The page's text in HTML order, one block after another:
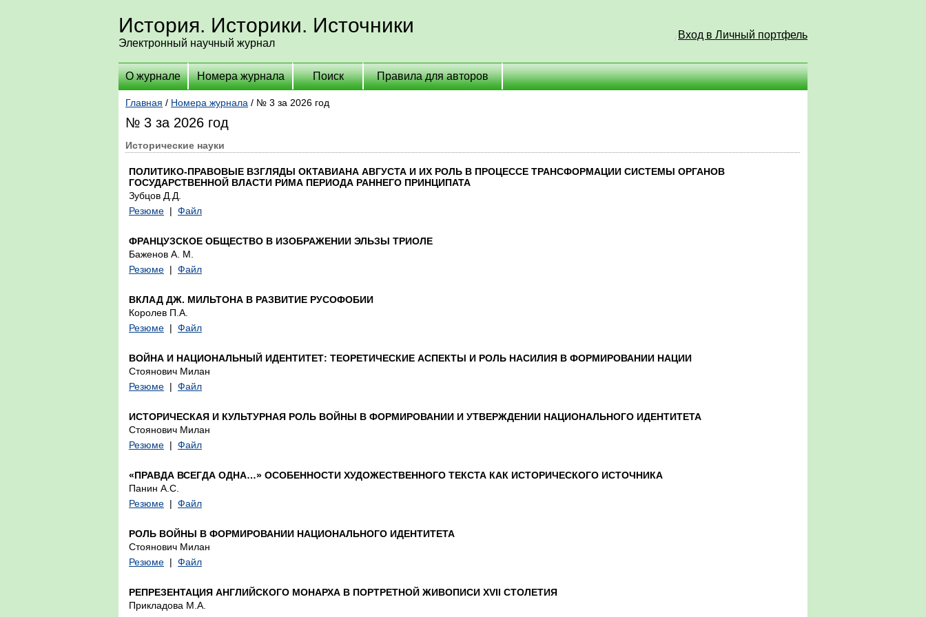
История. Историки. Источники
Электронный научный журнал
Вход в Личный портфель
О журнале Номера журнала Поиск Правила для авторов
Главная / Номера журнала / № 3 за 2026 год
№ 3 за 2026 год
Исторические науки
ПОЛИТИКО-ПРАВОВЫЕ ВЗГЛЯДЫ ОКТАВИАНА АВГУСТА И ИХ РОЛЬ В ПРОЦЕССЕ ТРАНСФОРМАЦИИ СИСТЕМЫ ОРГАНОВ
ГОСУДАРСТВЕННОЙ ВЛАСТИ РИМА ПЕРИОДА РАННЕГО ПРИНЦИПАТА
Зубцов Д.Д.
Резюме | Файл
ФРАНЦУЗСКОЕ ОБЩЕСТВО В ИЗОБРАЖЕНИИ ЭЛЬЗЫ ТРИОЛЕ
Баженов А. М.
Резюме | Файл
ВКЛАД ДЖ. МИЛЬТОНА В РАЗВИТИЕ РУСОФОБИИ
Королев П.А.
Резюме | Файл
ВОЙНА И НАЦИОНАЛЬНЫЙ ИДЕНТИТЕТ: ТЕОРЕТИЧЕСКИЕ АСПЕКТЫ И РОЛЬ НАСИЛИЯ В ФОРМИРОВАНИИ НАЦИИ
Стоянович Милан
Резюме | Файл
ИСТОРИЧЕСКАЯ И КУЛЬТУРНАЯ РОЛЬ ВОЙНЫ В ФОРМИРОВАНИИ И УТВЕРЖДЕНИИ НАЦИОНАЛЬНОГО ИДЕНТИТЕТА
Стоянович Милан
Резюме | Файл
«ПРАВДА ВСЕГДА ОДНА…» ОСОБЕННОСТИ ХУДОЖЕСТВЕННОГО ТЕКСТА КАК ИСТОРИЧЕСКОГО ИСТОЧНИКА
Панин А.С.
Резюме | Файл
РОЛЬ ВОЙНЫ В ФОРМИРОВАНИИ НАЦИОНАЛЬНОГО ИДЕНТИТЕТА
Стоянович Милан
Резюме | Файл
РЕПРЕЗЕНТАЦИЯ АНГЛИЙСКОГО МОНАРХА В ПОРТРЕТНОЙ ЖИВОПИСИ XVII СТОЛЕТИЯ
Прикладова М.А.